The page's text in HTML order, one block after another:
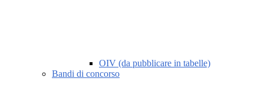
OIV (da pubblicare in tabelle)
Bandi di concorso